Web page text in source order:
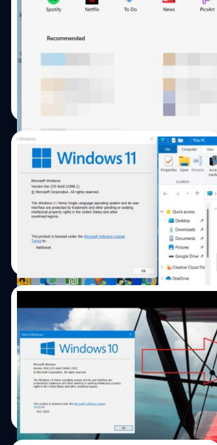
ชิน Start Menu ชิดซ้าย? Windows 11 ก็ปรับ
หมายเหตุ วิธีนี้สำหรับ Windows 11 Insider ที่ออกก่อน 5
ตุลาคม 2564 หากต้องการทราบวิธีของเวอร์ชั่นตัวเต็มที่ออก
หลังจากวันดังกล่าว คลิกที่นี่ หลังจากที่มีภาพหลุดและไฟล์
หลุดที่คาดว่าจะเป็น Windows 11 พบว่ามีการจัดวาง Start
Menu ใหม่ เอาไว้ตรงกลาง เพื่อให้เหมาะสมกับผู้ใช้จอกว้าง
และมีขนาดใหญ่มาก แต่ว่าบางคนก็อาจไม่ชินหรือไม่ชอบ วันนี้
แบไต๋ทิปจะมาแนะนำวิธีปรับให้กลับมาชิดซ้ายดังที่คุ้นเคย
(เราทดสอบกับ Windows 11 ที่เป็นไฟล์หลุดในช่วงก่อน 24
มิถุนายน 2564 ก่อนวันเปิดตัวจริง) คลิกขวาที่ Taskbar 2. ปรับ
จาก Center เป็น Left 3. กลับมาชิดซ้ายแล้ว พิสูจน์อักษร : สุ
ชยา เกษจำรัส
ณัชธนัท จุโฬทก
19/06/2021
Windows 11 มีการปรับปรุงประสิทธิภาพการ
ทำงานครั้งใหญ่ เมื่อเทียบกับ Windows 10
Microsoft น่าจะปรับปรุงทั้งด้านการรีดประสิทธิภาพแล้วยัง
ปรับปรุงการจัดการพลังงานใหม่ด้วย เนื่องจากผู้ที่ทำการ
ทดสอบได้ถอนการติดตั้งซอฟต์แวร์ ASUS ที่ใช้ควบคุมพัดลม
ดังนั้นทุกสิ่งที่เกิดขึ้นที่นั่นจึงถูกควบคุมโดย OS
ณัชธนัท จุโฬทก
ไฟล์หลุด Windows 11 สามารถใช้อัปเกรดจาก
Windows 10 เดิมได้ พร้อมแนวทางแก้ปัญหา
เครื่องที่ไม่สามารถอัปได้
หลังจากที่มีไฟล์สำหรับติดตั้ง Windows 11 หลุดออกมา (ซึ่ง
ไม่ใช่ไฟล์ที่ปล่อยจาก Microsoft เอง หากใครอยากลองตอน
นี้ ควรสำรองข้อมูลของท่านก่อน) และทางเราได้ทดสอบให้
เห็นหน้าตาแล้ว (Hands-On) แอบเล่น Windows 11 ก่อนเปิด
ตัวอย่างเป็นทางการ ยกโฉมดีไซน์เกือบหมด พร้อมฟีเจอร์ใหม่
| #beartai ก็มีคำถามว่า สามารถอัปเกรดจาก Windows 10
ได้ฟรีไหม หรือว่าต้องซื้อ Windows 11 ใหม่ (เหมือนสมัยก่อน
ที่ออก Windows รุ่นใหม่ก็ต้องซื้อใหม่ จนกระทั่ง Windows
ณัชธนัท จุโฬทก| 1875 days ago
Read More